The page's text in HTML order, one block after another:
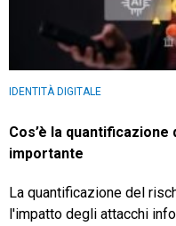
IDENTITÀ DIGITALE
Cos’è la
importante
La quantificazione del
l'impatto degli attacchi